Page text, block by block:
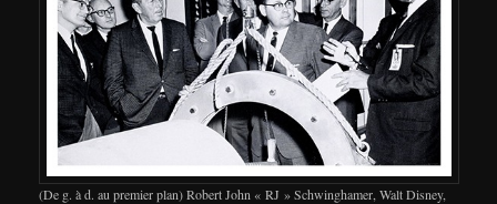
(De g. à d. au premier plan) Robert John « RJ » Schwinghamer, Walt Disney,